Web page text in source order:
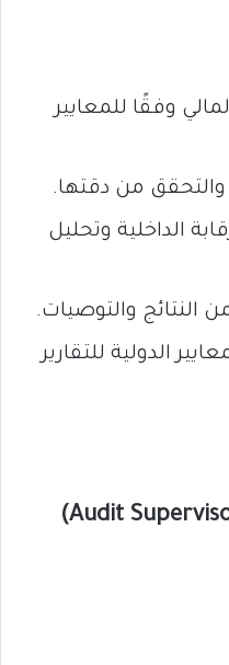
وفقًا للمعايير
والتحقق من دقتها.
الداخلية وتحليل
النتائج والتوصيات.
الدولية للتقارير